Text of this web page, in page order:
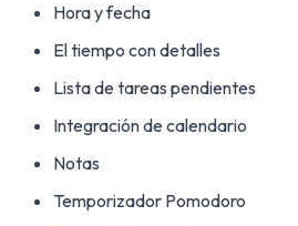
Hora y fecha
El tiempo con detalles
Lista de tareas pendientes
Integración de calendario
Notas
Temporizador Pomodoro